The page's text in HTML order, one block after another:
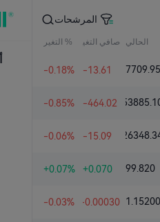
المرشحات
الحالي صافي التغير % التغير
7709.95
-13.61
-0.18%
Dow Jones
-464.02
-0.85%
NASDAQ
-15.09
-0.06%
99.820
+0.070
+0.07%
1.15200
-0.00030
-0.03%